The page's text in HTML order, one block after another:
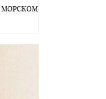
МОРСКОМ